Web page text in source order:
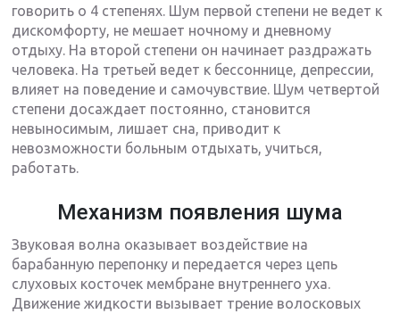
говорить о 4 степенях. Шум первой степени не ведет к
дискомфорту, не мешает ночному и дневному
отдыху. На второй степени он начинает раздражать
человека. На третьей ведет к бессоннице, депрессии,
влияет на поведение и самочувствие. Шум четвертой
степени досаждает постоянно, становится
невыносимым, лишает сна, приводит к
невозможности больным отдыхать, учиться,
работать.
Механизм появления шума
Звуковая волна оказывает воздействие на
барабанную перепонку и передается через цепь
слуховых косточек мембране внутреннего уха.
Движение жидкости вызывает трение волосковых